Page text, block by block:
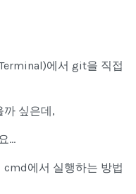
에서 git을 직접
까 싶은데,
...
cmd에서 실행하는 방법